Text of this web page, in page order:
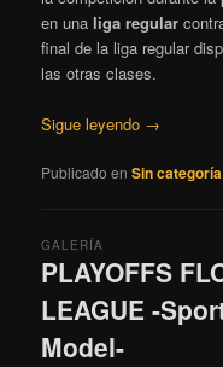
en una liga regular
final de la liga regular
las otras clases.
Sigue leyendo →
Publicado en Sin categoría
PLAYOFFS
LEAGUE -
Model-
GALERÍA